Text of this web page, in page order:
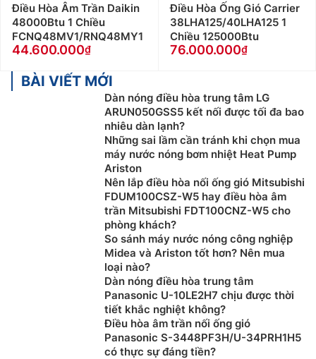
Điều Hòa Âm Trần Daikin
48000Btu 1 Chiều
FCNQ48MV1/RNQ48MY1
44.600.000
Điều Hòa Ống Gió Carrier
38LHA125/40LHA125 1
Chiều 125000Btu
76.000.000
BÀI VIẾT MỚI
Dàn nóng điều hòa trung tâm LG
ARUN050GSS5 kết nối được tối đa bao
nhiêu dàn lạnh?
Những sai lầm cần tránh khi chọn mua
máy nước nóng bơm nhiệt Heat Pump
Ariston
Nên lắp điều hòa nối ống gió Mitsubishi
FDUM100CSZ-W5 hay điều hòa âm
trần Mitsubishi FDT100CNZ-W5 cho
phòng khách?
So sánh máy nước nóng công nghiệp
Midea và Ariston tốt hơn? Nên mua
loại nào?
Dàn nóng điều hòa trung tâm
Panasonic U-10LE2H7 chịu được thời
tiết khắc nghiệt không?
Điều hòa âm trần nối ống gió
Panasonic S-3448PF3H/U-34PRH1H5
có thực sự đáng tiền?